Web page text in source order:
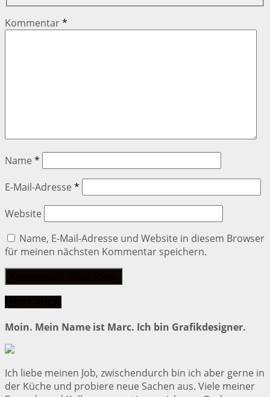
Kommentar*
Name *
E-Mail-Adresse *
Website
Name, E-Mail-Adresse und Website in diesem Browser
für meinen nächsten Kommentar speichern.
Moin. Mein Name ist Marc. Ich bin Grafikdesigner.
Ich liebe meinen Job, zwischendurch bin ich aber gerne in
der Küche und probiere neue Sachen aus. Viele meiner